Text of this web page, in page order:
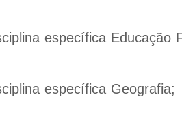
específica Educação
específica Geografia;